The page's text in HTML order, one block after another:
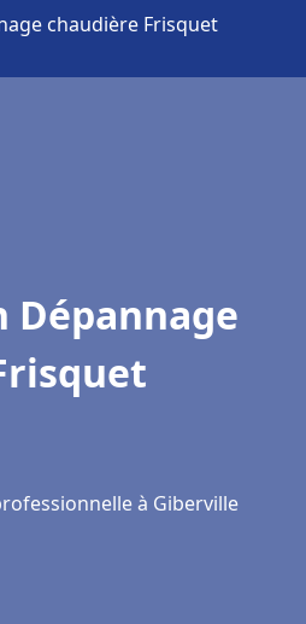
chaudière Frisquet
à Giberville